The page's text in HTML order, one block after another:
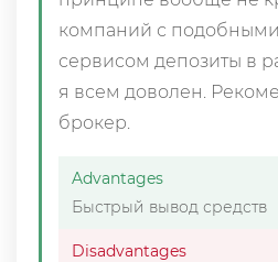
компаний с
сервисом депозиты в
я всем доволен.
брокер.
Advantages
Быстрый вывод средств
Disadvantages